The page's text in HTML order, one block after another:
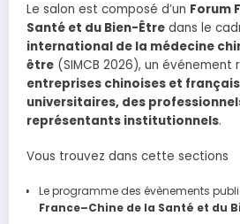
Le salon est composé d’un Forum
Santé et du Bien-Être dans le
international de la médecine
être (SIMCB 2026), un événement
entreprises chinoises et
universitaires, des
représentants institutionnels.
Vous trouvez dans cette sections
Le programme des évènements
France–Chine de la Santé et du